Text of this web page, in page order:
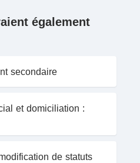
également
secondaire
et domiciliation :
de statuts